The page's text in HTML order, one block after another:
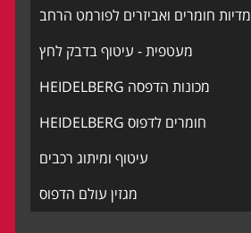
מדיות חומרים ואביזרים לפורמט הרחב
מעטפית - עיטוף בדבק לחץ
מכונות הדפסה HEIDELBERG
חומרים לדפוס HEIDELBERG
עיטוף ומיתוג רכבים
מגזין עולם הדפוס